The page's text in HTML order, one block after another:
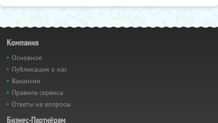
Компания
Основное
Публикации о нас
Вакансии
Правила сервиса
Ответы на вопросы
Бизнес-Партнёрам